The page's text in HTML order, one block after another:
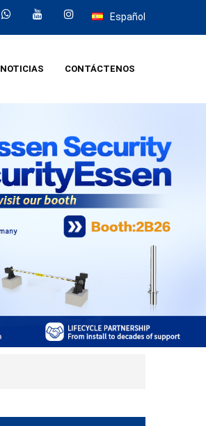
Español
NOTICIAS CONTÁCTENOS